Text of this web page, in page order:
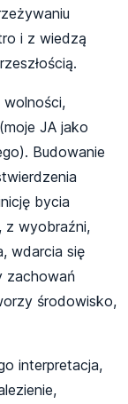
i z wiedzą
wolności,
JA jako
Budowanie
bycia
z wyobraźni,
wdarcia się
zachowań
środowisko,
interpretacja,